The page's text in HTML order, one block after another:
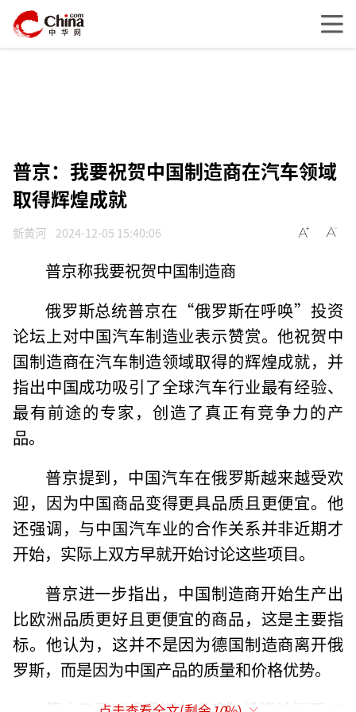
普京：我要祝贺中国制造商在汽车领域
取得辉煌成就
新黄河 2024-12-05 15:40:06
普京称我要祝贺中国制造商
俄罗斯总统普京在“俄罗斯在呼唤”投资
论坛上对中国汽车制造业表示赞赏。他祝贺中
国制造商在汽车制造领域取得的辉煌成就，并
指出中国成功吸引了全球汽车行业最有经验、
最有前途的专家，创造了真正有竞争力的产
品。
普京提到，中国汽车在俄罗斯越来越受欢
迎，因为中国商品变得更具品质且更便宜。他
还强调，与中国汽车业的合作关系并非近期才
开始，实际上双方早就开始讨论这些项目。
普京进一步指出，中国制造商开始生产出
比欧洲品质更好且更便宜的商品，这是主要指
标。他认为，这并不是因为德国制造商离开俄
罗斯，而是因为中国产品的质量和价格优势。